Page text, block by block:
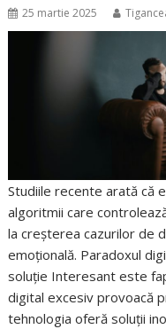
25 martie 2025
Studiile recente arată că
algoritmii care
la creșterea cazurilor de
emoțională. Paradoxul
soluție Interesant este
digital excesiv provoacă
tehnologia oferă soluții